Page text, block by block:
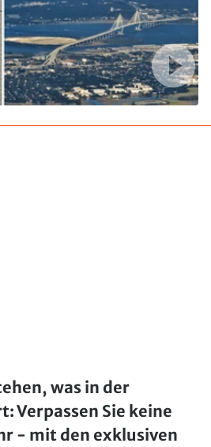
was in der
Verpassen Sie keine
- mit den exklusiven